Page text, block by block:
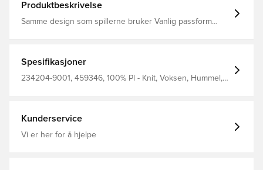
Produktbeskrivelse
Samme design som spillerne bruker Vanlig passform
Spesifikasjoner
234204-9001, 459346, 100% Pl - Knit, Voksen, Hummel,
Kunderservice
Vi er her for å hjelpe